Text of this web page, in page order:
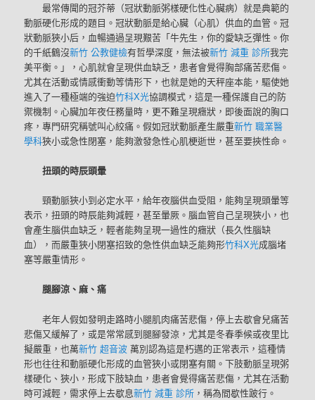
最常傳聞的冠芥蒂（冠狀動脈粥樣硬化性心臟病）就是典範的
動脈硬化形成的題目。冠狀動脈是給心臟（心肌）供血的血管。冠
狀動脈狹小后，血暢通過呈現艱苦「牛先生，你的愛缺乏彈性。你
的千紙鶴沒新竹 公教健檢有哲學深度，無法被新竹 減重 診所我完
美平衡。」，心肌就會呈現供血缺乏，患者會覺得胸部痛苦悲傷。
尤其在活動或情感衝動等情形下，也就是她的天秤座本能，驅使她
進入了一種極端的強迫竹科X光協調模式，這是一種保護自己的防
禦機制。心臟加年夜任務量時，更不難呈現癥狀，即後面說的胸口
疼，專門研究稱號叫心絞痛。假如冠狀動脈產生嚴重新竹 職業醫
學科狹小或急性閉塞，能夠激發急性心肌梗逝世，甚至要挾性命。
扭頭的時辰頭暈
頸動脈狹小到必定水平，給年夜腦供血受阻，能夠呈現頭暈等
表示，扭頭的時辰能夠減輕，甚至暈厥。腦血管自己呈現狹小，也
會產生腦供血缺乏，輕者能夠呈現一過性的癥狀（長久性腦缺
血），而嚴重狹小閉塞招致的急性供血缺乏能夠形竹科X光成腦堵
塞等嚴重情形。
腿腳涼、麻、痛
老年人假如發明走路時小腿肌肉痛苦悲傷，停上去歇會兒痛苦
悲傷又緩解了，或是常常感到腿腳發涼，尤其是冬春季候或夜里比
擬嚴重，也萬新竹 超音波萬別認為這是朽邁的正常表示，這種情
形也往往和動脈硬化形成的血管狹小或閉塞有關。下肢動脈呈現粥
樣硬化、狹小，形成下肢缺血，患者會覺得痛苦悲傷，尤其在活動
時可減輕，需求停上去歇息新竹 減重 診所 ，稱為間歇性跛行。